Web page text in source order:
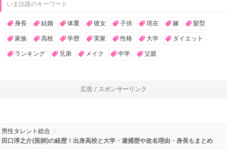
いま話題のキーワード
身長 結婚 体重 彼女 子供 現在 嫁 髪型
家族 高校 学歴 実家 性格 大学 ダイエット
ランキング 兄弟 メイク 中学 父親
広告 / スポンサーリンク
男性タレント総合
田口淳之介(医師)の経歴！出身高校と大学・逮捕歴や改名理由・身長もまとめ